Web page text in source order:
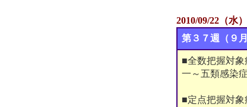
2010/09/22（水）
第３７週（９
■全数把握対象
一～五類感染
■定点把握対象